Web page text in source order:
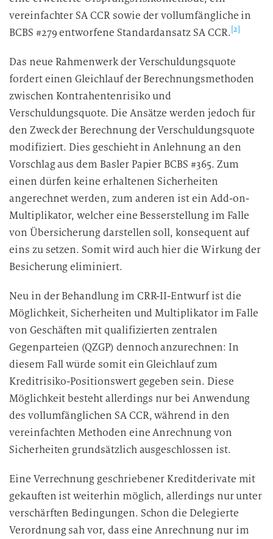
vereinfachter SA CCR sowie der vollumfängliche in
BCBS #279 entworfene Standardansatz SA CCR. [2]
Das neue Rahmenwerk der Verschuldungsquote
fordert einen Gleichlauf der Berechnungsmethoden
zwischen Kontrahentenrisiko und
Verschuldungsquote. Die Ansätze werden jedoch für
den Zweck der Berechnung der Verschuldungsquote
modifiziert. Dies geschieht in Anlehnung an den
Vorschlag aus dem Basler Papier BCBS #365. Zum
einen dürfen keine erhaltenen Sicherheiten
angerechnet werden, zum anderen ist ein Add-on-
Multiplikator, welcher eine Besserstellung im Falle
von Übersicherung darstellen soll, konsequent auf
eins zu setzen. Somit wird auch hier die Wirkung der
Besicherung eliminiert.
Neu in der Behandlung im CRR-II-Entwurf ist die
Möglichkeit, Sicherheiten und Multiplikator im Falle
von Geschäften mit qualifizierten zentralen
Gegenparteien (QZGP) dennoch anzurechnen: In
diesem Fall würde somit ein Gleichlauf zum
Kreditrisiko-Positionswert gegeben sein. Diese
Möglichkeit besteht allerdings nur bei Anwendung
des vollumfänglichen SA CCR, während in den
vereinfachten Methoden eine Anrechnung von
Sicherheiten grundsätzlich ausgeschlossen ist.
Eine Verrechnung geschriebener Kreditderivate mit
gekauften ist weiterhin möglich, allerdings nur unter
verschärften Bedingungen. Schon die Delegierte
Verordnung sah vor, dass eine Anrechnung nur im